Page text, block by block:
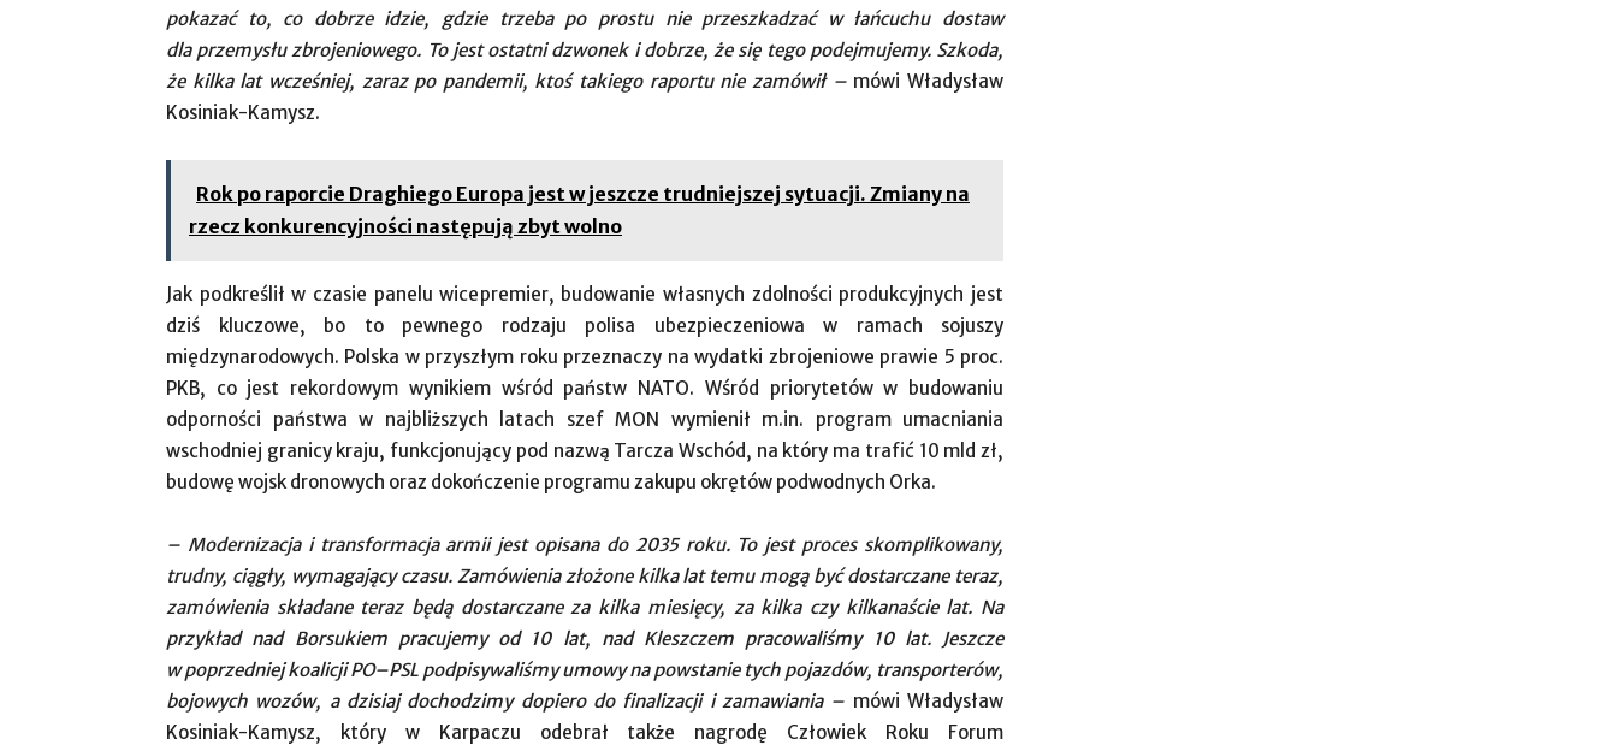
pokazać to, co dobrze idzie, gdzie trzeba po prostu nie przeszkadzać w łańcuchu dostaw
dla przemysłu zbrojeniowego. To jest ostatni dzwonek i dobrze, że się tego podejmujemy. Szkoda,
że kilka lat wcześniej, zaraz po pandemii, ktoś takiego raportu nie zamówił –mówi Władysław
Kosiniak-Kamysz.
Rok po raporcie Draghiego Europa jest w jeszcze trudniejszej sytuacji. Zmiany na
rzecz konkurencyjności następują zbyt wolno
Jak podkreślił w czasie panelu wicepremier, budowanie własnych zdolności produkcyjnych jest
dziś kluczowe, bo to pewnego rodzaju polisa ubezpieczeniowa w ramach sojuszy
międzynarodowych. Polska w przyszłym roku przeznaczy na wydatki zbrojeniowe prawie 5 proc.
PKB, co jest rekordowym wynikiem wśród państw NATO. Wśród priorytetów w budowaniu
odporności państwa w najbliższych latach szef MON wymienił m.in. program umacniania
wschodniej granicy kraju, funkcjonujący pod nazwą Tarcza Wschód, na który ma trafić 10 mld zł,
budowę wojsk dronowych oraz dokończenie programu zakupu okrętów podwodnych Orka.
– Modernizacja i transformacja armii jest opisana do 2035 roku. To jest proces skomplikowany,
trudny, ciągły, wymagający czasu. Zamówienia złożone kilka lat temu mogą być dostarczane teraz,
zamówienia składane teraz będą dostarczane za kilka miesięcy, za kilka czy kilkanaście lat. Na
przykład nad Borsukiem pracujemy od 10 lat, nad Kleszczem pracowaliśmy 10 lat. Jeszcze
w poprzedniej koalicji PO–PSL podpisywaliśmy umowy na powstanie tych pojazdów, transporterów,
bojowych wozów, a dzisiaj dochodzimy dopiero do finalizacji i zamawiania – mówi Władysław
Kosiniak-Kamysz, który w Karpaczu odebrał także nagrodę Człowiek Roku Forum